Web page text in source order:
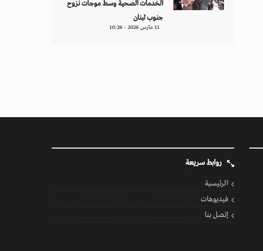
الخدمات الصحية وسط موجات نزوح
جنوب لبنان
11 مارس 2026 - 10:26
روابط سريعة
الرئيسية
فيديوهات
إتصل بنا